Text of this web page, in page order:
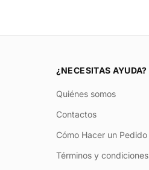
¿NECESITAS AYUDA?
Quiénes somos
Contactos
Cómo Hacer un Pedido
Términos y condiciones